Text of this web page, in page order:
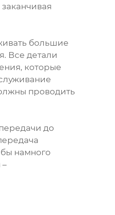
большие
Все детали
которые
проводить
до
намного
–